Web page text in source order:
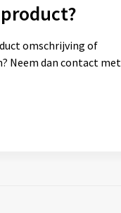
omschrijving of
Neem dan contact